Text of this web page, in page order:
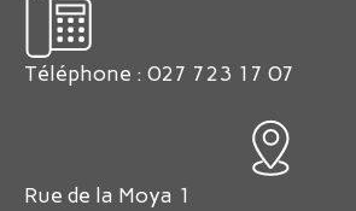
Téléphone : 027 723 17 07
Rue de la Moya 1